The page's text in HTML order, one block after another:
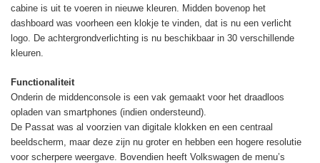
cabine is uit te voeren in nieuwe kleuren. Midden bovenop het
dashboard was voorheen een klokje te vinden, dat is nu een verlicht
logo. De achtergrondverlichting is nu beschikbaar in 30 verschillende
kleuren.
Functionaliteit
Onderin de middenconsole is een vak gemaakt voor het draadloos
opladen van smartphones (indien ondersteund).
De Passat was al voorzien van digitale klokken en een centraal
beeldscherm, maar deze zijn nu groter en hebben een hogere resolutie
voor scherpere weergave. Bovendien heeft Volkswagen de menu’s